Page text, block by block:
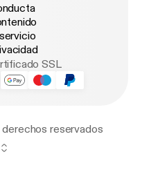
SSL
reservados